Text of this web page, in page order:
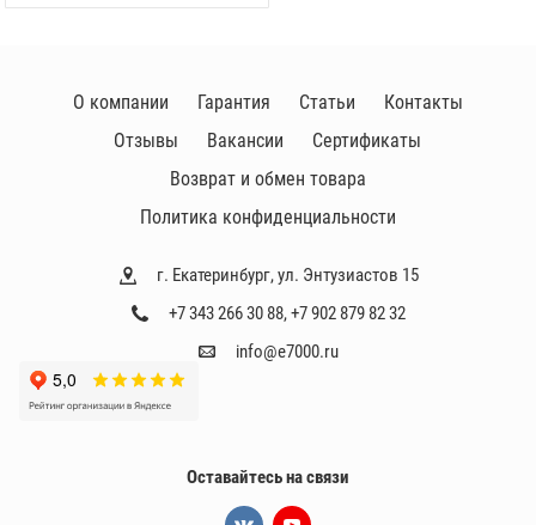
г. Екатеринбург, ул. Энтузиастов 15
+7 343 266 30 88,+7 902 879 82 32
info@e7000.ru
О компании Гарантия Статьи
Контакты
Отзывы
Вакансии
Сертификаты
Возврат и обмен товара
Политика конфиденциальности
Оставайтесь на связи